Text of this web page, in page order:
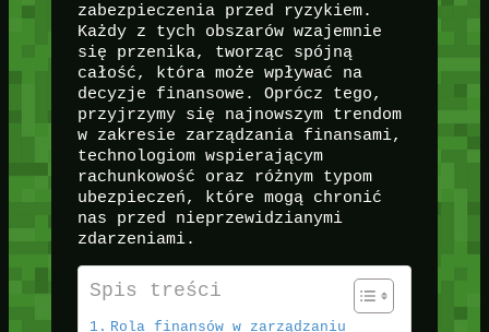
zabezpieczenia przed ryzykiem.
Każdy z tych obszarów wzajemnie
się przenika, tworząc spójną
całość, która może wpływać na
decyzje finansowe. Oprócz tego,
przyjrzymy się najnowszym trendom
w zakresie zarządzania finansami,
technologiom wspierającym
rachunkowość oraz różnym typom
ubezpieczeń, które mogą chronić
nas przed nieprzewidzianymi
zdarzeniami.
Spis treści
Rola finansów w zarządzaniu